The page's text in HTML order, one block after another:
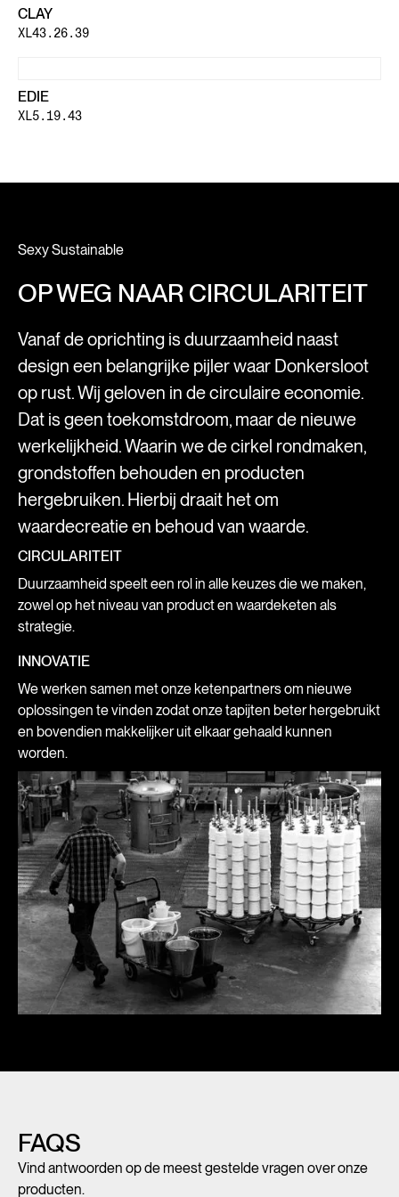
CLAY
XL43.26.39
EDIE
XL5.19.43
Sexy Sustainable
OP WEG NAAR CIRCULARITEIT
Vanaf de oprichting is duurzaamheid naast
design een belangrijke pijler waar Donkersloot
op rust. Wij geloven in de circulaire economie.
Dat is geen toekomstdroom, maar de nieuwe
werkelijkheid. Waarin we de cirkel rondmaken,
grondstoffen behouden en producten
hergebruiken. Hierbij draait het om
waardecreatie en behoud van waarde.
CIRCULARITEIT
Duurzaamheid speelt een rol in alle keuzes die we maken,
zowel op het niveau van product en waardeketen als
strategie.
INNOVATIE
We werken samen met onze ketenpartners om nieuwe
oplossingen te vinden zodat onze tapijten beter hergebruikt
en bovendien makkelijker uit elkaar gehaald kunnen
worden.
FAQS
Vind antwoorden op de meest gestelde vragen over onze
producten.